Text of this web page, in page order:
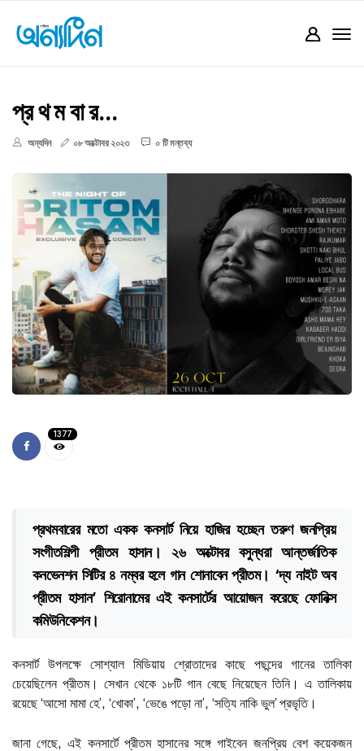
প্র থ ম বা র...
অন্যদিন ০৮ অক্টোবর ২০২৩ ০ টি মন্তব্য
1377
প্রথমবারের মতো একক কনসার্ট নিয়ে হাজির হচ্ছেন তরুণ জনপ্রিয়
সংগীতশিল্পী প্রীতম হাসান। ২৬ অক্টোবর বসুন্ধরা আন্তর্জাতিক
কনভেনশন সিটির ৪ নম্বর হলে গান শোনাবেন প্রীতম। ‘দ্য নাইট অব
প্রীতম হাসান’ শিরোনামের এই কনসার্টের আয়োজন করেছে ফোনিক্স
কমিউনিকেশন।
কনসার্ট উপলক্ষে সোশ্যাল মিডিয়ায় শ্রোতাদের কাছে পছন্দের গানের তালিকা
চেয়েছিলেন প্রীতম। সেখান থেকে ১৮টি গান বেছে নিয়েছেন তিনি। এ তালিকায়
রয়েছে ‘আসো মামা হে’, ‘খোকা’, ‘ভেঙে পড়ো না’, ‘সত্যি নাকি ভুল’ প্রভৃতি।
জানা গেছে, এই কনসার্টে প্রীতম হাসানের সঙ্গে গাইবেন জনপ্রিয় বেশ কয়েকজন